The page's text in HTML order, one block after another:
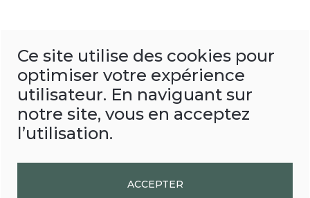
Ce site utilise des cookies pour
optimiser votre expérience
utilisateur. En naviguant sur
notre site, vous en acceptez
l’utilisation.
ACCEPTER